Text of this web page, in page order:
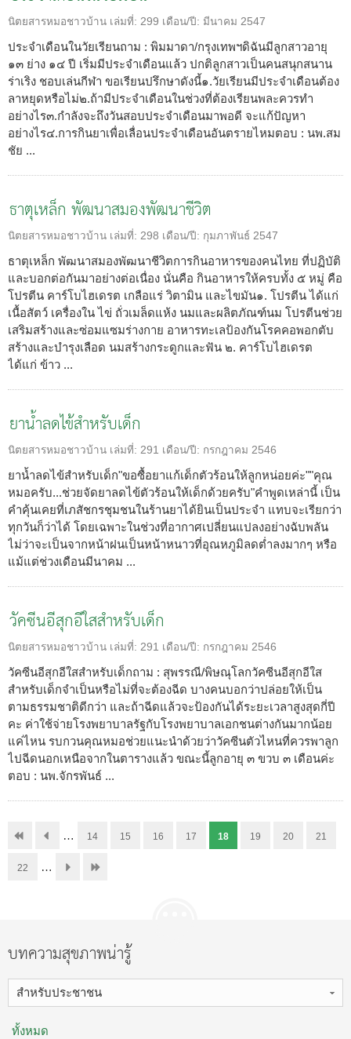
นิตยสารหมอชาวบ้าน เล่มที่: 299 เดือน/ปี: มีนาคม 2547
ประจำเดือนในวัยเรียนถาม : พิมมาดา/กรุงเทพฯดิฉันมีลูกสาวอายุ
๑๓ ย่าง ๑๔ ปี เริ่มมีประจำเดือนแล้ว ปกติลูกสาวเป็นคนสนุกสนาน
ร่าเริง ชอบเล่นกีฬา ขอเรียนปรึกษาดังนี้๑.วัยเรียนมีประจำเดือนต้อง
ลาหยุดหรือไม่๒.ถ้ามีประจำเดือนในช่วงที่ต้องเรียนพละควรทำ
อย่างไร๓.กำลังจะถึงวันสอบประจำเดือนมาพอดี จะแก้ปัญหา
อย่างไร๔.การกินยาเพื่อเลื่อนประจำเดือนอันตรายไหมตอบ : นพ.สม
ชัย ...
ธาตุเหล็ก พัฒนาสมองพัฒนาชีวิต
นิตยสารหมอชาวบ้าน เล่มที่: 298 เดือน/ปี: กุมภาพันธ์ 2547
ธาตุเหล็ก พัฒนาสมองพัฒนาชีวิตการกินอาหารของคนไทย ที่ปฏิบัติ
และบอกต่อกันมาอย่างต่อเนื่อง นั่นคือ กินอาหารให้ครบทั้ง ๕ หมู่ คือ
โปรตีน คาร์โบไฮเดรต เกลือแร่ วิตามิน และไขมัน๑. โปรตีน ได้แก่
เนื้อสัตว์ เครื่องใน ไข่ ถั่วเมล็ดแห้ง นมและผลิตภัณฑ์นม โปรตีนช่วย
เสริมสร้างและซ่อมแซมร่างกาย อาหารทะเลป้องกันโรคคอพอกตับ
สร้างและบำรุงเลือด นมสร้างกระดูกและฟัน ๒. คาร์โบไฮเดรต
ได้แก่ ข้าว ...
ยาน้ำลดไข้สำหรับเด็ก
นิตยสารหมอชาวบ้าน เล่มที่: 291 เดือน/ปี: กรกฎาคม 2546
ยาน้ำลดไข้สำหรับเด็ก"ขอซื้อยาแก้เด็กตัวร้อนให้ลูกหน่อยค่ะ""คุณ
หมอครับ...ช่วยจัดยาลดไข้ตัวร้อนให้เด็กด้วยครับ"คำพูดเหล่านี้ เป็น
คำคุ้นเคยที่เภสัชกรชุมชนในร้านยาได้ยินเป็นประจำ แทบจะเรียกว่า
ทุกวันก็ว่าได้ โดยเฉพาะในช่วงที่อากาศเปลี่ยนแปลงอย่างฉับพลัน
ไม่ว่าจะเป็นจากหน้าฝนเป็นหน้าหนาวที่อุณหภูมิลดต่ำลงมากๆ หรือ
แม้แต่ช่วงเดือนมีนาคม ...
วัคซีนอีสุกอีใสสำหรับเด็ก
นิตยสารหมอชาวบ้าน เล่มที่: 291 เดือน/ปี: กรกฎาคม 2546
วัคซีนอีสุกอีใสสำหรับเด็กถาม : สุพรรณี/พิษณุโลกวัคซีนอีสุกอีใส
สำหรับเด็กจำเป็นหรือไม่ที่จะต้องฉีด บางคนบอกว่าปล่อยให้เป็น
ตามธรรมชาติดีกว่า และถ้าฉีดแล้วจะป้องกันได้ระยะเวลาสูงสุดกี่ปี
คะ ค่าใช้จ่ายโรงพยาบาลรัฐกับโรงพยาบาลเอกชนต่างกันมากน้อย
แค่ไหน รบกวนคุณหมอช่วยแนะนำด้วยว่าวัคซีนตัวไหนที่ควรพาลูก
ไปฉีดนอกเหนือจากในตารางแล้ว ขณะนี้ลูกอายุ ๓ ขวบ ๓ เดือนค่ะ
ตอบ : นพ.จักรพันธ์ ...
… 14 15 16 17 18 19 20 21
22 …
บทความสุขภาพน่ารู้
สำหรับประชาชน
ทั้งหมด